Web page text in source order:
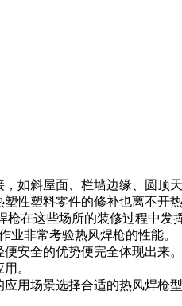
如斜屋面、栏墙边缘、圆顶天
性塑料零件的修补也离不开热
在这些场所的装修过程中发
非常考验热风焊枪的性能。
安全的优势便完全体现出来。
。
场景选择合适的热风焊枪型